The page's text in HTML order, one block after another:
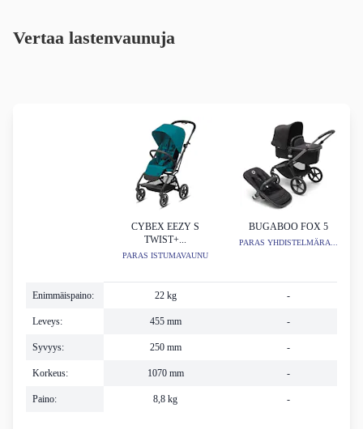
Vertaa lastenvaunuja
Enimmäispaino:
Leveys:
Syvyys:
Korkeus:
Paino:
CYBEX EEZY S
TWIST+...
PARAS ISTUMAVAUNU
22 kg
455 mm
250 mm
1070 mm
8,8 kg
BUGABOO FOX 5
PARAS YHDISTELMÄRA...
-
-
-
-
-